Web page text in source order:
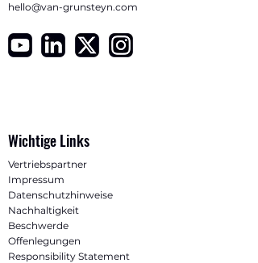
hello@van-grunsteyn.com
Wichtige Links
Vertriebspartner
Impressum
Datenschutzhinweise
Nachhaltigkeit
Beschwerde
Offenlegungen
Responsibility Statement